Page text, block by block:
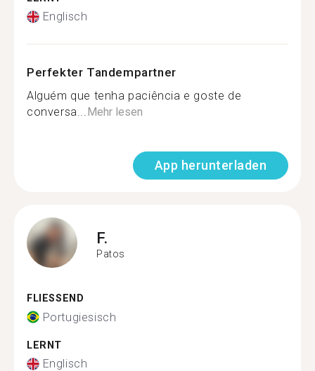
Englisch
Perfekter Tandempartner
Alguém que tenha paciência e goste de
conversa...Mehr lesen
App herunterladen
F.
Patos
FLIESSEND
Portugiesisch
LERNT
Englisch